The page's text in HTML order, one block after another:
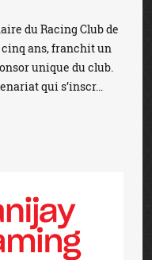
du Racing Club de
cinq ans, franchit un
unique du club.
qui s’inscr...